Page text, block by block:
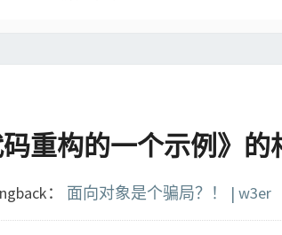
重构的一个示例》的
： 面向对象是个骗局？！ | w3er